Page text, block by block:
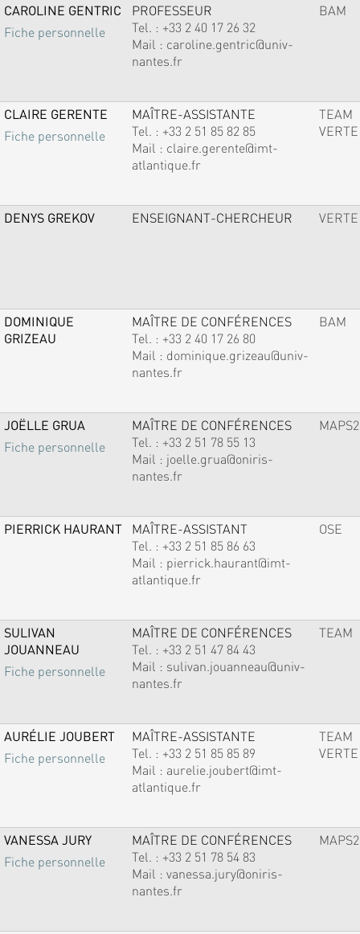
CAROLINE GENTRIC
Fiche personnelle
PROFESSEUR
Tel. : +33 2 40 17 26 32
Mail : caroline.gentric@univ-
nantes.fr
BAM
CLAIRE GERENTE
Fiche personnelle
MAÎTRE-ASSISTANTE
Tel. : +33 2 51 85 82 85
Mail : claire.gerente@imt-
atlantique.fr
TEAM
VERTE
DENYS GREKOV ENSEIGNANT-CHERCHEUR VERTE
DOMINIQUE
GRIZEAU
MAÎTRE DE CONFÉRENCES
Tel. : +33 2 40 17 26 80
Mail : dominique.grizeau@univ-
nantes.fr
BAM
JOËLLE GRUA
Fiche personnelle
MAÎTRE DE CONFÉRENCES
Tel. : +33 2 51 78 55 13
Mail : joelle.grua@oniris-
nantes.fr
MAPS2
PIERRICK HAURANT
MAÎTRE-ASSISTANT
Tel. : +33 2 51 85 86 63
Mail : pierrick.haurant@imt-
atlantique.fr
OSE
SULIVAN
JOUANNEAU
Fiche personnelle
MAÎTRE DE CONFÉRENCES
Tel. : +33 2 51 47 84 43
Mail : sulivan.jouanneau@univ-
nantes.fr
TEAM
AURÉLIE JOUBERT
Fiche personnelle
MAÎTRE-ASSISTANTE
Tel. : +33 2 51 85 85 89
Mail : aurelie.joubert@imt-
atlantique.fr
TEAM
VERTE
VANESSA JURY
Fiche personnelle
MAÎTRE DE CONFÉRENCES
Tel. : +33 2 51 78 54 83
Mail : vanessa.jury@oniris-
nantes.fr
MAPS2